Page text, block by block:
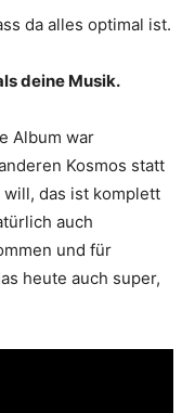
da alles optimal ist.
deine Musik.
Album war
Kosmos statt
will, das ist komplett
auch
und für
heute auch super,